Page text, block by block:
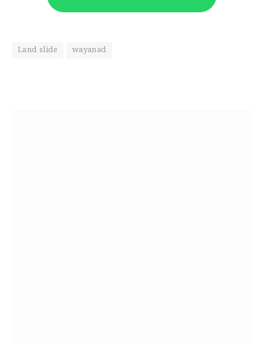
Land slide wayanad